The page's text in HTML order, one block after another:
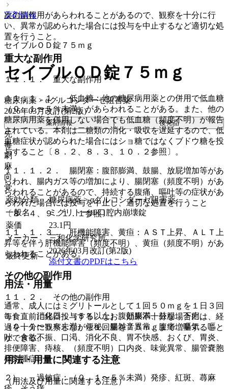
次の副作用があらわれることがあるので、観察を十分に行
い、異常が認められた場合には投与を中止するなど適切な処
置を行うこと。
重大な副作用
１１．１． 重大な副作用
１１．１．１． 低血糖：他の糖尿病用薬との併用で低血糖
（０．１〜５％未満）があらわれることがある。また、他の
糖尿病用薬を併用しない場合でも低血糖（頻度不明）が報告
されている。本剤は二糖類の消化・吸収を遅延するので、低
血糖症状が認められた場合にはショ糖ではなくブドウ糖を投
与すること〔８．２、８．３、１０．２参照〕。
１１．１．２． 腸閉塞：腹部膨満、鼓腸、放屁増加等があ
らわれ、腸内ガス等の増加により、腸閉塞（頻度不明）があ
らわれることがあるので、持続する腹痛、嘔吐等の症状があ
らわれた場合には投与を中止し、適切な処置を行うこと
〔８．４、９．１．１参照〕。
１１．１．３． 肝機能障害、黄疸：ＡＳＴ上昇、ＡＬＴ上
昇等を伴う肝機能障害（頻度不明）、黄疸（頻度不明）があ
らわれることがある。
その他の副作用
１１．２． その他の副作用
１）． 消化器：（５％以上）腹部膨満、鼓腸、下痢、
（０．１〜５％未満）便秘、腸雑音異常、腹痛、嘔気、嘔
吐、食欲不振、口渇、消化不良、胃不快感、おくび、胃炎、
排便障害、痔核、（頻度不明）口内炎、味覚異常、腸管嚢胞
様気腫症。
２）． 過敏症：（０．１〜５％未満）発疹、紅斑、蕁麻
薬剤情報
セイブルＯＤ錠７５ｍｇ
セイブルＯＤ錠７５ｍｇ
糖尿病薬 > αグルコシダーゼ阻害薬
2026年03月改訂(第2版)
薬剤情報 後発品
先
毒
劇
麻
向
覚
薬効分類
糖尿病薬 > αグルコシダーゼ阻害薬
一般名
ミグリトール口腔内崩壊錠
薬価
23.1 円
メーカー
三和化学研究所
最終更新
2026年03月改訂(第2版)
添付文書のPDFはこちら
用法・用量
通常、成人にはミグリトールとして１回５０ｍｇを１日３回
毎食直前に経口投与する。なお、効果不十分な場合には、経
過を十分に観察しながら１回量を７５ｍｇまで増量すること
ができる。
用法・用量に関連する注意
（用法及び用量に関連する注意）